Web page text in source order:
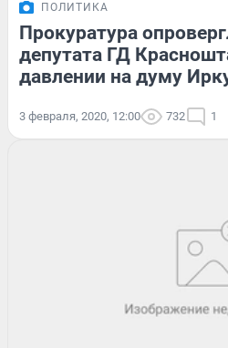
ПОЛИТИКА
Прокуратура
депутата ГД
давлении на думу
3 февраля, 2020, 12:00 732 1